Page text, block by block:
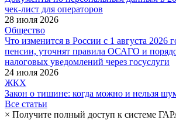
чек-лист для операторов
28 июля 2026
Общество
Что изменится в России с 1 августа 2026
пенсии, уточнят правила ОСАГО и
налоговых уведомлений через госуслуги
24 июля 2026
ЖКХ
Закон о тишине: когда можно и нельзя
Все статьи
× Получите полный доступ к системе